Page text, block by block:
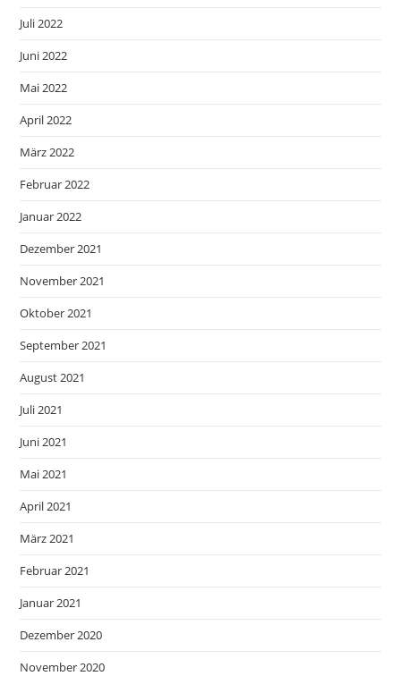
Juli 2022
Juni 2022
Mai 2022
April 2022
März 2022
Februar 2022
Januar 2022
Dezember 2021
November 2021
Oktober 2021
September 2021
August 2021
Juli 2021
Juni 2021
Mai 2021
April 2021
März 2021
Februar 2021
Januar 2021
Dezember 2020
November 2020